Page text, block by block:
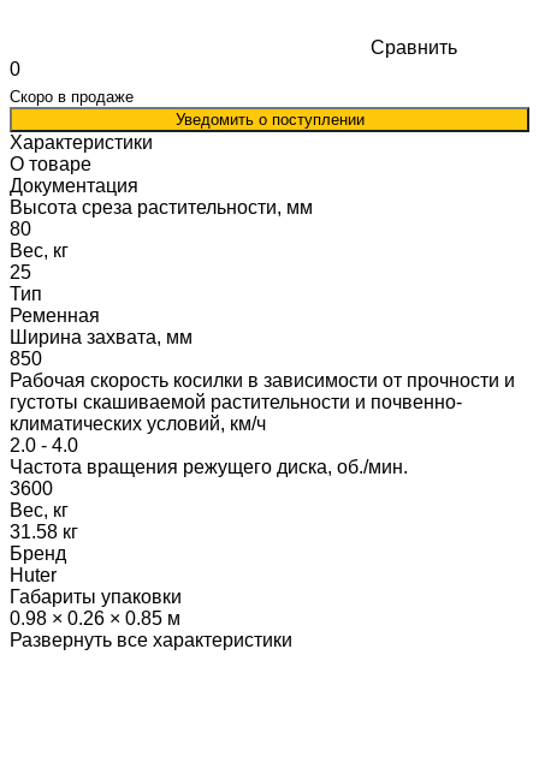
Сравнить
0
Скоро в продаже
Уведомить о поступлении
Характеристики
О товаре
Документация
Высота среза растительности, мм
80
Вес, кг
25
Тип
Ременная
Ширина захвата, мм
850
Рабочая скорость косилки в зависимости от прочности и
густоты скашиваемой растительности и почвенно-
климатических условий, км/ч
2.0 - 4.0
Частота вращения режущего диска, об./мин.
3600
Вес, кг
31.58 кг
Бренд
Huter
Габариты упаковки
0.98 × 0.26 × 0.85 м
Развернуть все характеристики